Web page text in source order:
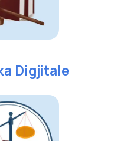
Digjitale